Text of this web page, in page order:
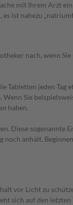
mit Ihrem Arzt
ist nahezu
nach, wenn
jeden
Sie
haben.
Diese
anhält.
vor Licht zu
sich auf den